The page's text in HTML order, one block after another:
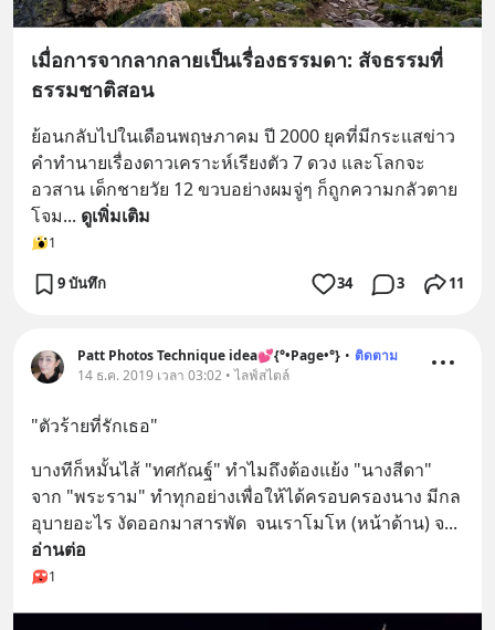
เมื่อการจากลากลายเป็นเรื่องธรรมดา: สัจธรรมที่
ธรรมชาติสอน
ย้อนกลับไปในเดือนพฤษภาคม ปี 2000 ยุคที่มีกระแสข่าว
คำทำนายเรื่องดาวเคราะห์เรียงตัว 7 ดวง และโลกจะ
อวสาน เด็กชายวัย 12 ขวบอย่างผมจู่ๆ ก็ถูกความกลัวตาย
โจม... ดูเพิ่มเติม
1
9 บันทึก 34 3 11
Patt Photos Technique idea💕{°•Page•°} • ติดตาม
14 ธ.ค. 2019 เวลา 03:02 • ไลฟ์สไตล์
"ตัวร้ายที่รักเธอ"
บางทีก็หมั้นไส้ "ทศกัณฐ์" ทำไมถึงต้องแย้ง "นางสีดา"
จาก "พระราม" ทำทุกอย่างเพื่อให้ได้ครอบครองนาง มีกล
อุบายอะไร งัดออกมาสารพัด  จนเราโมโห (หน้าด้าน) จ
อ่านต่อ
1